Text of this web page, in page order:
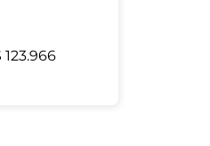
123.966
2XL